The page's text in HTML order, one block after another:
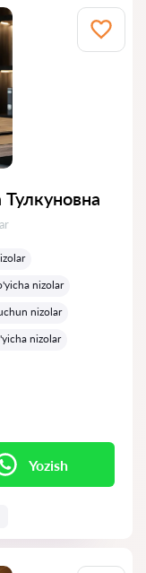
nizolar
nizolar
nizolar
Yozish